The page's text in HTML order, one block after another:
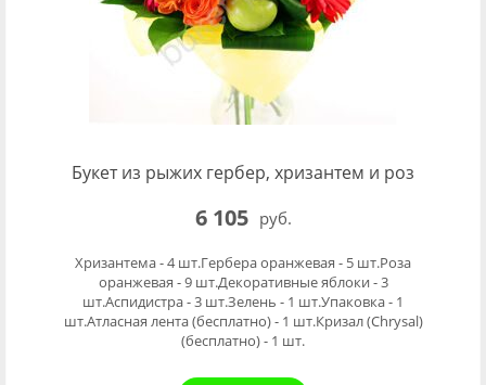
Букет из рыжих гербер, хризантем и роз
6 105 руб.
Хризантема - 4 шт.Гербера оранжевая - 5 шт.Роза
оранжевая - 9 шт.Декоративные яблоки - 3
шт.Аспидистра - 3 шт.Зелень - 1 шт.Упаковка - 1
шт.Атласная лента (бесплатно) - 1 шт.Кризал (Chrysal)
(бесплатно) - 1 шт.